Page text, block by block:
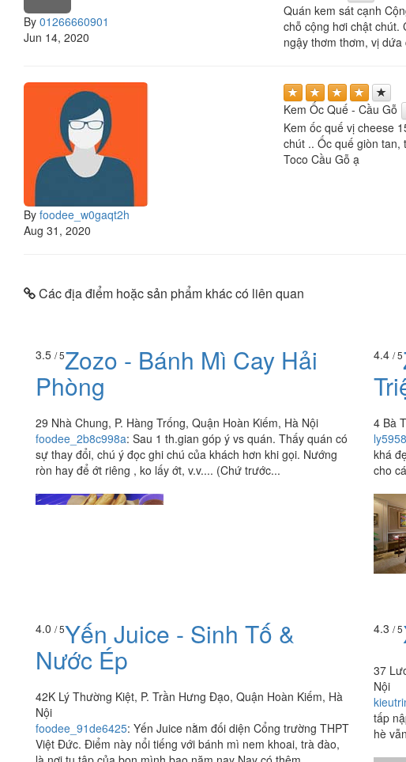
By 01266660901
Jun 14, 2020
Quán kem sát cạnh
chỗ cộng hơi chật chút.
ngậy thơm thơm, vị
By foodee_w0gaqt2h
Aug 31, 2020
Kem Ốc Quế - Cầu Gỗ
Kem ốc quế vị cheese
chút .. Ốc quế giòn
Toco Cầu Gỗ ạ
Các địa điểm hoặc sản phẩm khác có liên quan
3.5 / 5Zozo - Bánh Mì Cay Hải
Phòng
29 Nhà Chung, P. Hàng Trống, Quận Hoàn Kiếm, Hà Nội
foodee_2b8c998a: Sau 1 th.gian góp ý vs quán. Thấy quán có
sự thay đổi, chú ý đọc ghi chú của khách hơn khi gọi. Nướng
ròn hay để ớt riêng , ko lấy ớt, v.v.... (Chứ trước...
4.4 / 5
4 Bà
ly5958
khá
cho
4.0 / 5Yến Juice - Sinh Tố &
Nước Ép
42K Lý Thường Kiệt, P. Trần Hưng Đạo, Quận Hoàn Kiếm, Hà
Nội
foodee_91de6425: Yến Juice nằm đối diện Cổng trường THPT
Việt Đức. Điểm này nổi tiếng với bánh mì nem khoai, trà đào,
4.3 / 5
37
Nội
tấp
hè